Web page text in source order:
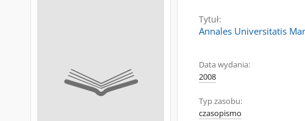
Tytuł:
Annales Universitatis
Data wydania:
2008
Typ zasobu:
czasopismo